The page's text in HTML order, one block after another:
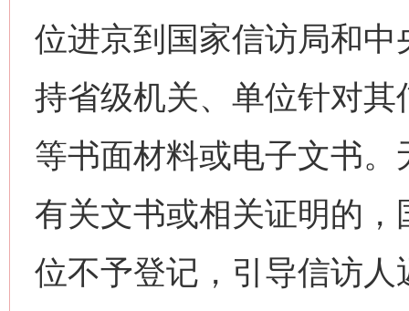
位进京到国家信访局和
持省级机关、单位针对
等书面材料或电子文书
有关文书或相关证明的
位不予登记，引导信访